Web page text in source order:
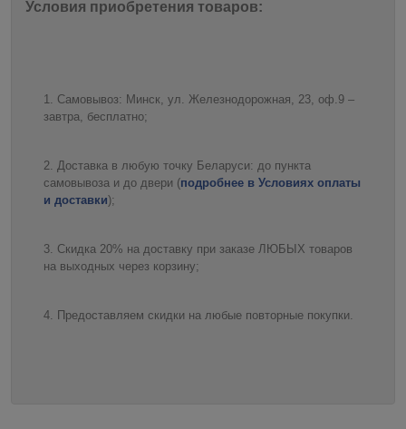
Условия приобретения товаров:
Самовывоз: Минск, ул. Железнодорожная, 23, оф.9 –
завтра, бесплатно;
Доставка в любую точку Беларуси: до пункта
самовывоза и до двери (подробнее в Условиях оплаты
и доставки);
Скидка 20% на доставку при заказе ЛЮБЫХ товаров
на выходных через корзину;
Предоставляем скидки на любые повторные покупки.